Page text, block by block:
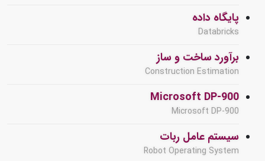
پایگاه داده
Databricks
برآورد ساخت و ساز
Construction Estimation
Microsoft DP-900
Microsoft DP-900
سیستم عامل ربات
Robot Operating System